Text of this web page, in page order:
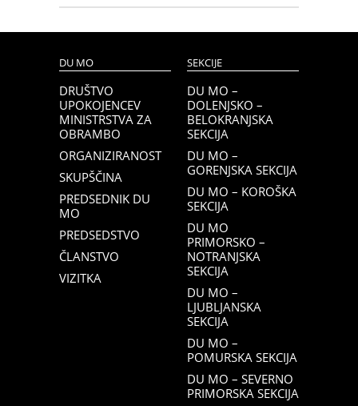
DU MO
DRUŠTVO
UPOKOJENCEV
MINISTRSTVA ZA
OBRAMBO
ORGANIZIRANOST
SKUPŠČINA
PREDSEDNIK DU
MO
PREDSEDSTVO
ČLANSTVO
VIZITKA
SEKCIJE
DU MO –
DOLENJSKO –
BELOKRANJSKA
SEKCIJA
DU MO –
GORENJSKA SEKCIJA
DU MO – KOROŠKA
SEKCIJA
DU MO
PRIMORSKO –
NOTRANJSKA
SEKCIJA
DU MO –
LJUBLJANSKA
SEKCIJA
DU MO –
POMURSKA SEKCIJA
DU MO – SEVERNO
PRIMORSKA SEKCIJA